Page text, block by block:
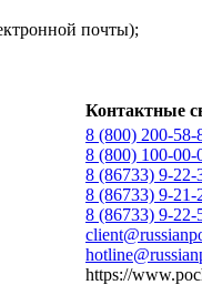
почты);
Контактные
8 (800) 200-58-
8 (800) 100-00-
8 (86733) 9-22-
8 (86733) 9-21-
8 (86733) 9-22-
https://